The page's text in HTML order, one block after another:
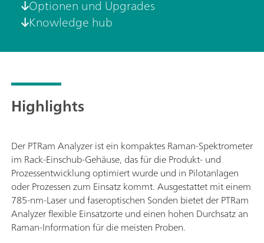
Optionen und Upgrades
Knowledge hub
Highlights
Der PTRam Analyzer ist ein kompaktes Raman-Spektrometer
im Rack-Einschub-Gehäuse, das für die Produkt- und
Prozessentwicklung optimiert wurde und in Pilotanlagen
oder Prozessen zum Einsatz kommt. Ausgestattet mit einem
785-nm-Laser und faseroptischen Sonden bietet der PTRam
Analyzer flexible Einsatzorte und einen hohen Durchsatz an
Raman-Information für die meisten Proben.